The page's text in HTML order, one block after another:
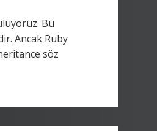
Bu
Ancak Ruby
söz